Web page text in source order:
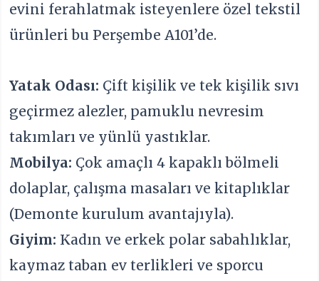
evini ferahlatmak isteyenlere özel tekstil
ürünleri bu Perşembe A101’de.
Yatak Odası: Çift kişilik ve tek kişilik sıvı
geçirmez alezler, pamuklu nevresim
takımları ve yünlü yastıklar.
Mobilya: Çok amaçlı 4 kapaklı bölmeli
dolaplar, çalışma masaları ve kitaplıklar
(Demonte kurulum avantajıyla).
Giyim: Kadın ve erkek polar sabahlıklar,
kaymaz taban ev terlikleri ve sporcu